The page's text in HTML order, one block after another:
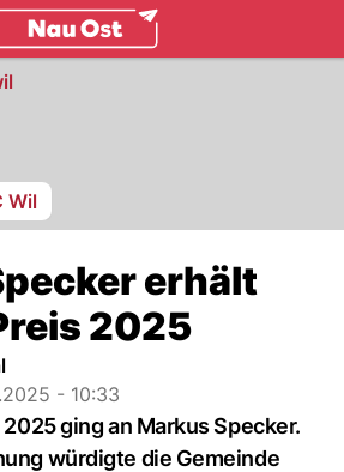
Wil
erhält
2025
- 10:33
ging an Markus Specker.
würdigte die Gemeinde